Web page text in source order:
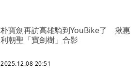
朴寶劍再訪高雄騎到YouBike了 揪惠
利朝聖「寶劍樹」合影
2025.12.08 20:51